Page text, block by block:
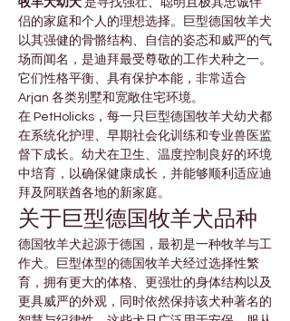
牧羊犬幼犬 是寻找强壮、聪明且极其忠诚伴
侣的家庭和个人的理想选择。巨型德国牧羊犬
以其强健的骨骼结构、自信的姿态和威严的气
场而闻名，是迪拜最受尊敬的工作犬种之一。
它们性格平衡、具有保护本能，非常适合
Arjan 各类别墅和宽敞住宅环境。
在 PetHolicks，每一只巨型德国牧羊犬幼犬都
在系统化护理、早期社会化训练和专业兽医监
督下成长。幼犬在卫生、温度控制良好的环境
中培育，以确保健康成长，并能够顺利适应迪
拜及阿联酋各地的新家庭。
关于巨型德国牧羊犬品种
德国牧羊犬起源于德国，最初是一种牧羊与工
作犬。巨型体型的德国牧羊犬经过选择性繁
育，拥有更大的体格、更强壮的身体结构以及
更具威严的外观，同时依然保持该犬种著名的